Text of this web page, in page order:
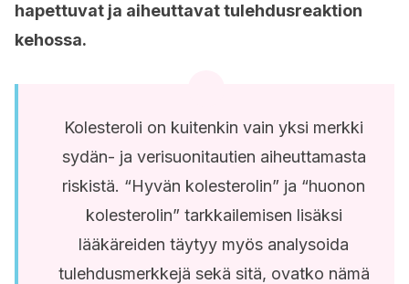
hapettuvat ja aiheuttavat tulehdusreaktion
kehossa.
Kolesteroli on kuitenkin vain yksi merkki
sydän- ja verisuonitautien aiheuttamasta
riskistä. “Hyvän kolesterolin” ja “huonon
kolesterolin” tarkkailemisen lisäksi
lääkäreiden täytyy myös analysoida
tulehdusmerkkejä sekä sitä, ovatko nämä